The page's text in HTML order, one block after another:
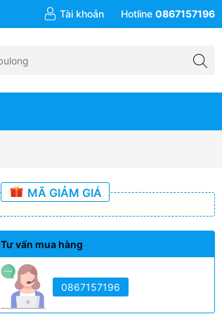
Tài khoản Hotline 0867157196
MÃ GIẢM GIÁ
Tư vấn mua hàng
0867157196